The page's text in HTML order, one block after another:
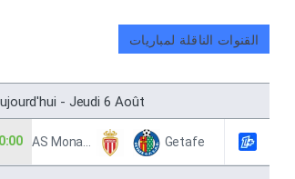
القنوات الناقلة لمباريات